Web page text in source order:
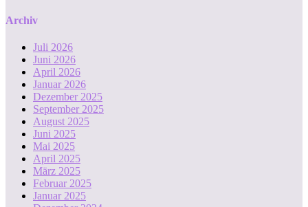
Archiv
Juli 2026
Juni 2026
April 2026
Januar 2026
Dezember 2025
September 2025
August 2025
Juni 2025
Mai 2025
April 2025
März 2025
Februar 2025
Januar 2025